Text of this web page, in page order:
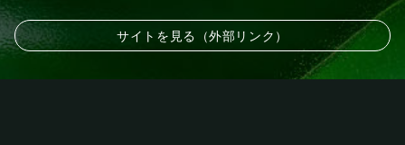
サイトを見る（外部リンク）